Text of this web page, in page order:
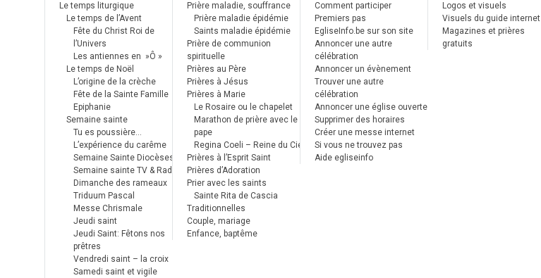
Le temps liturgique
Le temps de l’Avent
Fête du Christ Roi de
l’Univers
Les antiennes en »Ô »
Le temps de Noël
L’origine de la crèche
Fête de la Sainte Famille
Epiphanie
Semaine sainte
Tu es poussière…
L’expérience du carême
Semaine Sainte Diocèses
Semaine sainte TV & Radio
Dimanche des rameaux
Triduum Pascal
Messe Chrismale
Jeudi saint
Jeudi Saint: Fêtons nos
prêtres
Vendredi saint – la croix
Samedi saint et vigile
Prière maladie, souffrance
Prière maladie épidémie
Saints maladie épidémie
Prière de communion
spirituelle
Prières au Père
Prières à Jésus
Prières à Marie
Le Rosaire ou le chapelet
Marathon de prière avec le
pape
Regina Coeli – Reine du Ciel
Prières à l’Esprit Saint
Prières d’Adoration
Prier avec les saints
Sainte Rita de Cascia
Traditionnelles
Couple, mariage
Enfance, baptême
Comment participer
Premiers pas
EgliseInfo.be sur son site
Annoncer une autre
célébration
Annoncer un évènement
Trouver une autre
célébration
Annoncer une église ouverte
Supprimer des horaires
Créer une messe internet
Si vous ne trouvez pas
Aide egliseinfo
Logos et visuels
Visuels du guide internet
Magazines et prières
gratuits